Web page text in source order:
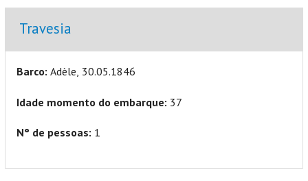
Ocultar
Travesia
Barco: Adèle, 30.05.1846
Idade momento do embarque: 37
N° de pessoas: 1